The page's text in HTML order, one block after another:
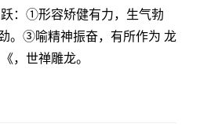
：①形容矫健有力，生气勃
。③喻精神振奋，有所作为 龙
，世禅雕龙。